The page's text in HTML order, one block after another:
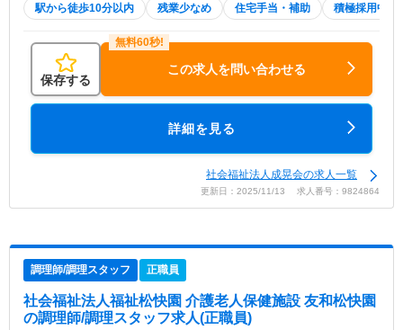
駅から徒歩10分以内 残業少なめ 住宅手当・補助 積極採用中
保存する
この求人を問い合わせる
詳細を見る
社会福祉法人成晃会の求人一覧
更新日：2025/11/13 求人番号：9824864
調理師/調理スタッフ 正職員
社会福祉法人福祉松快園 介護老人保健施設 友和松快園
の調理師/調理スタッフ求人(正職員)